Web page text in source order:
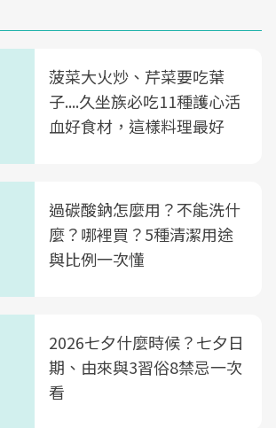
菠菜大火炒、芹菜要吃葉
子....久坐族必吃11種護心活
血好食材，這樣料理最好
過碳酸鈉怎麼用？不能洗什
麼？哪裡買？5種清潔用途
與比例一次懂
2026七夕什麼時候？七夕日
期、由來與3習俗8禁忌一次
看